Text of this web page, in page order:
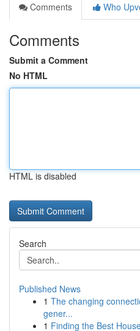
Comments
Who
Comments
Submit a Comment
No HTML
HTML is disabled
Search
Published News
1 The changing
gener...
1 Finding the Best